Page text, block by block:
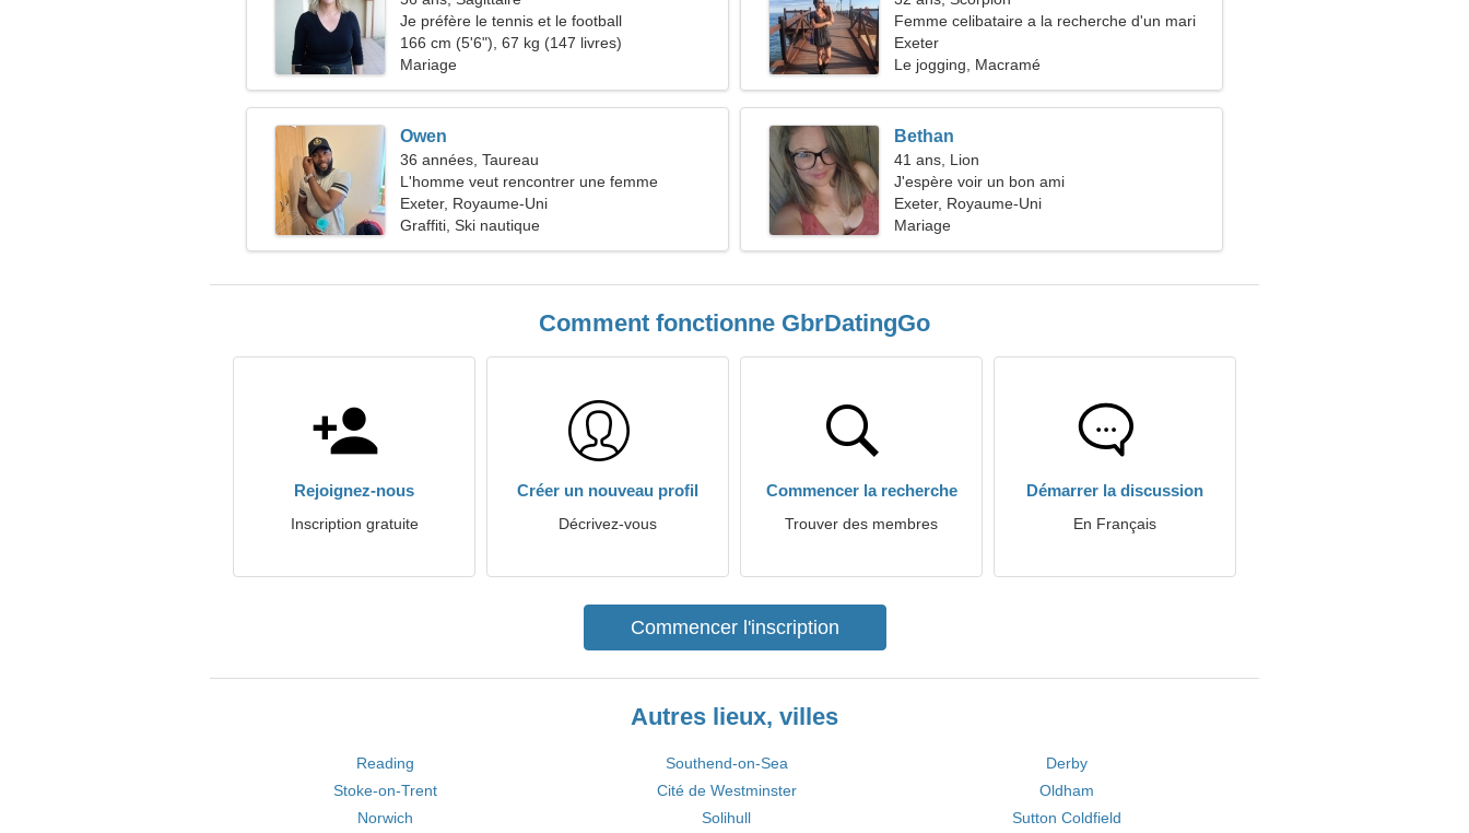
Je préfère le tennis et le football
166 cm (5'6"), 67 kg (147 livres)
Mariage
Femme celibataire a la recherche d'un mari
34-44
Exeter
Le jogging, Macramé
Owen
36 années, Taureau
L'homme veut rencontrer une femme
Exeter, Royaume-Uni
Graffiti, Ski nautique
Bethan
41 ans, Lion
J'espère voir un bon ami
Exeter, Royaume-Uni
Mariage
Comment fonctionne GbrDatingGo
Rejoignez-nous
Inscription gratuite
Créer un nouveau profil
Décrivez-vous
Commencer la recherche
Trouver des membres
Démarrer la discussion
En Français
Commencer l'inscription
Autres lieux, villes
Reading Southend-on-Sea
Derby
Stoke-on-Trent
Cité de Westminster
Oldham
Norwich
Solihull Sutton Coldfield